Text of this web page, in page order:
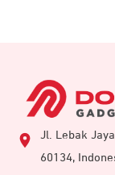
Jl. Lebak
60134,